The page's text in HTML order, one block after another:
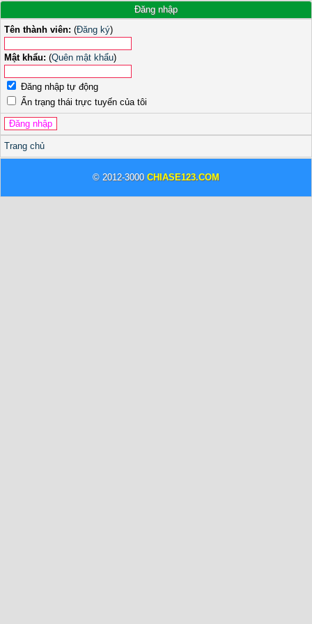
Đăng nhập
Tên thành viên: (Đăng ký)
Mật khẩu: (Quên mật khẩu)
Đăng nhập tự động
Ẩn trạng thái trực tuyến của tôi
Trang chủ
© 2012-3000 CHIASE123.COM